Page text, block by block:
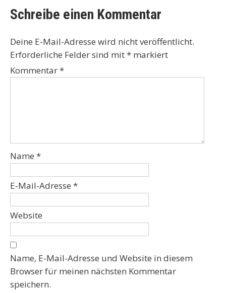
Schreibe einen Kommentar
Deine E-Mail-Adresse wird nicht veröffentlicht.
Erforderliche Felder sind mit* markiert
Kommentar*
Name *
E-Mail-Adresse *
Website
Name, E-Mail-Adresse und Website in diesem
Browser für meinen nächsten Kommentar
speichern.